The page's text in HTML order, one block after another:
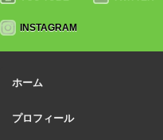
INSTAGRAM
ホーム
プロフィール